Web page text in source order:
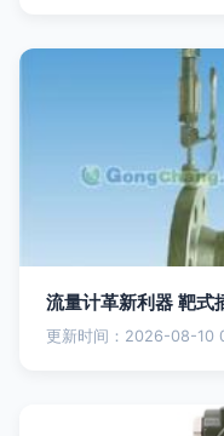
流量计革新利器 靶式
更新时间：2026-08-10